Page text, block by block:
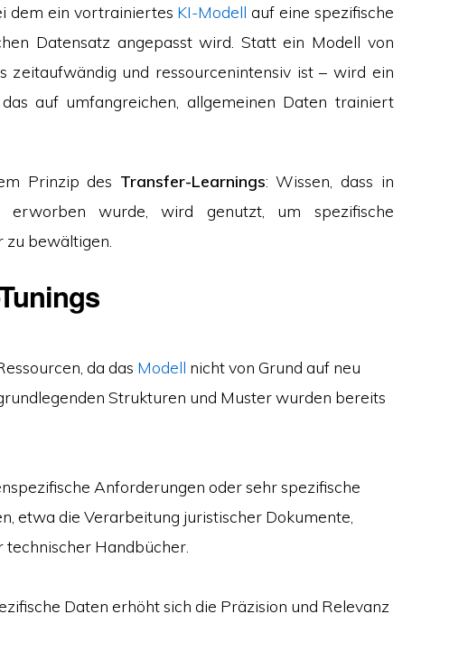
dem ein vortrainiertes KI-Modell auf eine spezifische
Datensatz angepasst wird. Statt ein Modell von
zeitaufwändig und ressourcenintensiv ist – wird ein
auf umfangreichen, allgemeinen Daten trainiert
Prinzip des Transfer-Learnings: Wissen, dass in
erworben wurde, wird genutzt, um spezifische
bewältigen.
da das Modell nicht von Grund auf neu
Strukturen und Muster wurden bereits
Anforderungen oder sehr spezifische
etwa die Verarbeitung juristischer Dokumente,
Handbücher.
Daten erhöht sich die Präzision und Relevanz